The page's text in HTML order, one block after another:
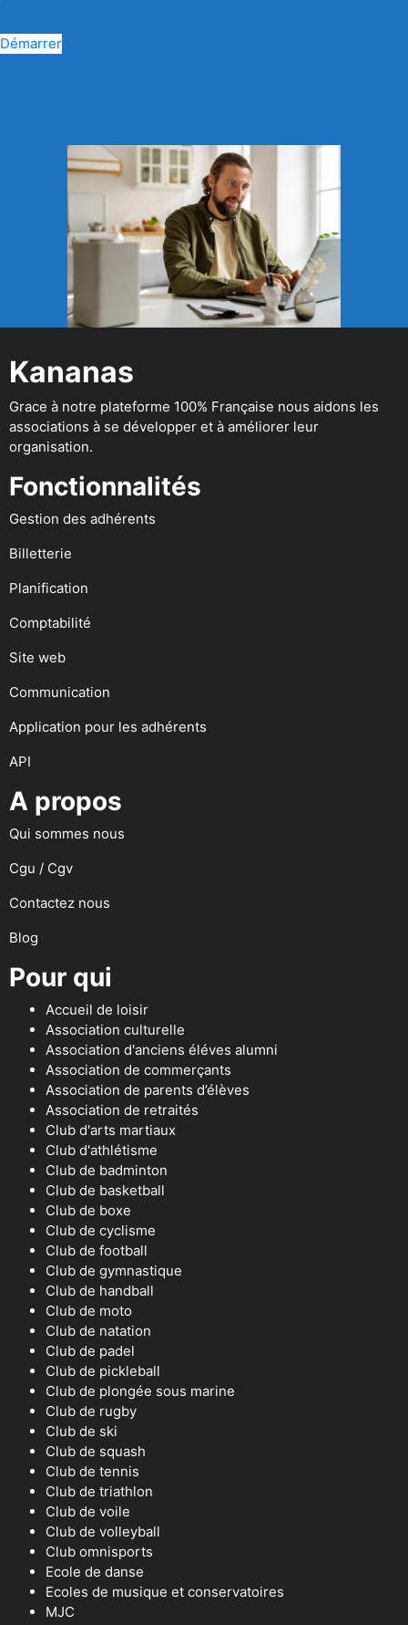
Démarrer
Kananas
Grace à notre plateforme 100% Française nous aidons les
associations à se développer et à améliorer leur
organisation.
Fonctionnalités
Gestion des adhérents
Billetterie
Planification
Comptabilité
Site web
Communication
Application pour les adhérents
API
A propos
Qui sommes nous
Cgu / Cgv
Contactez nous
Blog
Pour qui
Accueil de loisir
Association culturelle
Association d'anciens éléves alumni
Association de commerçants
Association de parents d’élèves
Association de retraités
Club d'arts martiaux
Club d'athlétisme
Club de badminton
Club de basketball
Club de boxe
Club de cyclisme
Club de football
Club de gymnastique
Club de handball
Club de moto
Club de natation
Club de padel
Club de pickleball
Club de plongée sous marine
Club de rugby
Club de ski
Club de squash
Club de tennis
Club de triathlon
Club de voile
Club de volleyball
Club omnisports
Ecole de danse
Ecoles de musique et conservatoires
MJC